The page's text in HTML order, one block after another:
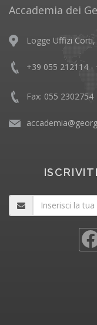
Accademia dei
Logge Uffizi
+39 055 212114 -
Fax: 055 2302754